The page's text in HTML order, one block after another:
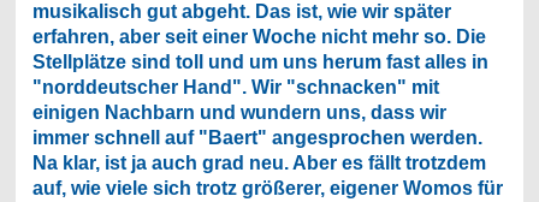
musikalisch gut abgeht. Das ist, wie wir später
erfahren, aber seit einer Woche nicht mehr so. Die
Stellplätze sind toll und um uns herum fast alles in
"norddeutscher Hand". Wir "schnacken" mit
einigen Nachbarn und wundern uns, dass wir
immer schnell auf "Baert" angesprochen werden.
Na klar, ist ja auch grad neu. Aber es fällt trotzdem
auf, wie viele sich trotz größerer, eigener Womos für